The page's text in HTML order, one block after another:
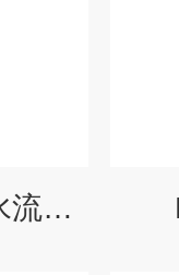
HD-SVR便携式雷达水流测速仪